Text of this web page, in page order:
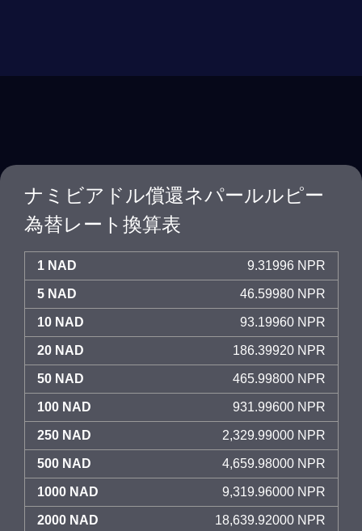
ナミビアドル償還ネパールルピー
為替レート換算表
1 NAD 9.31996 NPR
5 NAD 46.59980 NPR
10 NAD 93.19960 NPR
20 NAD 186.39920 NPR
50 NAD 465.99800 NPR
100 NAD 931.99600 NPR
250 NAD 2,329.99000 NPR
500 NAD 4,659.98000 NPR
1000 NAD 9,319.96000 NPR
2000 NAD 18,639.92000 NPR